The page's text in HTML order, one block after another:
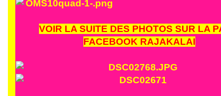
VOIR LA SUITE DES PHOTOS SUR LA
FACEBOOK RAJAKALAI